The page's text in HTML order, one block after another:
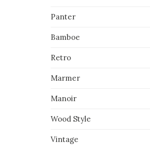
Panter
Bamboe
Retro
Marmer
Manoir
Wood Style
Vintage